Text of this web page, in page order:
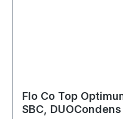
Flo Co Top
SBC,